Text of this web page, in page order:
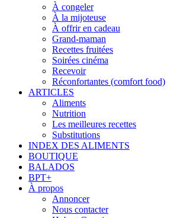
À congeler
À la mijoteuse
À offrir en cadeau
Grand-maman
Recettes fruitées
Soirées cinéma
Recevoir
Réconfortantes (comfort food)
ARTICLES
Aliments
Nutrition
Les meilleures recettes
Substitutions
INDEX DES ALIMENTS
BOUTIQUE
BALADOS
BPT+
À propos
Annoncer
Nous contacter